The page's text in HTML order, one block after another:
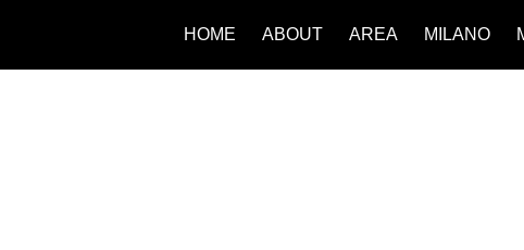
HOME ABOUT AREA MILANO